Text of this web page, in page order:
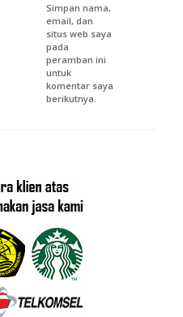
Simpan nama,
email, dan
situs web saya
pada
peramban ini
untuk
komentar saya
berikutnya.